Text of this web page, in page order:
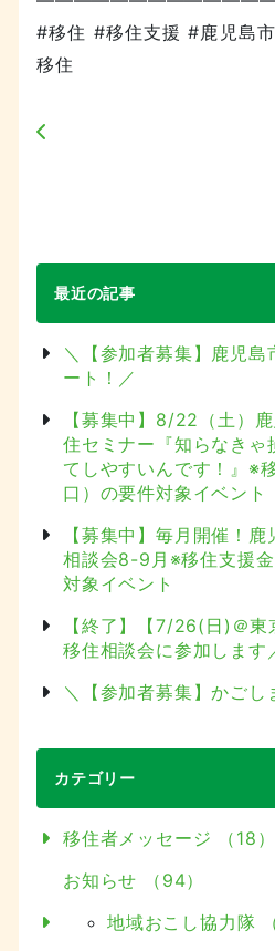
#移住 #移住支援 #鹿児島
移住
最近の記事
＼【参加者募集】鹿児島
ート！／
【募集中】8/22（土）
住セミナー『知らなきゃ
てしやすいんです！』※
口）の要件対象イベント
【募集中】毎月開催！
相談会8-9月※移住支援
対象イベント
【終了】【7/26(日)＠
移住相談会に参加します
＼【参加者募集】かごし
カテゴリー
移住者メッセージ （18）
お知らせ （94）
地域おこし協力隊 （